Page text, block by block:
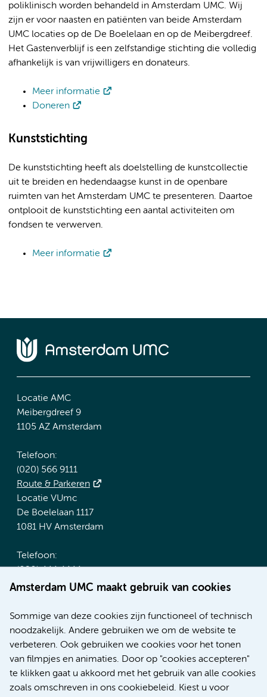
Amsterdam UMC maakt gebruik van cookies
Sommige van deze cookies zijn functioneel of technisch
noodzakelijk. Andere gebruiken we om de website te
verbeteren. Ook gebruiken we cookies voor het tonen
van filmpjes en animaties. Door op "cookies accepteren"
te klikken gaat u akkoord met het gebruik van alle cookies
zoals omschreven in ons cookiebeleid. Kiest u voor
poliklinisch worden behandeld in Amsterdam UMC. Wij
zijn er voor naasten en patiënten van beide Amsterdam
UMC locaties op de De Boelelaan en op de Meibergdreef.
Het Gastenverblijf is een zelfstandige stichting die volledig
afhankelijk is van vrijwilligers en donateurs.
Meer informatie
Doneren
Kunststichting
De kunststichting heeft als doelstelling de kunstcollectie
uit te breiden en hedendaagse kunst in de openbare
ruimten van het Amsterdam UMC te presenteren. Daartoe
ontplooit de kunststichting een aantal activiteiten om
fondsen te verwerven.
Meer informatie
Locatie AMC
Meibergdreef 9
1105 AZ Amsterdam
Telefoon:
(020) 566 9111
Route & Parkeren
Locatie VUmc
De Boelelaan 1117
1081 HV Amsterdam
Telefoon:
(020) 444 4444
Route & Parkeren
Meer Amsterdam UMC websites:
Werken bij Amsterdam UMC
Over Amsterdam UMC
Nieuws
Research